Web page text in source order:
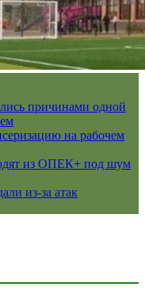
причинами одной
на рабочем
из ОПЕК+ под шум
из-за атак